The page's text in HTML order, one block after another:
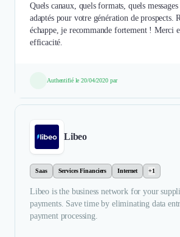
Quels canaux, quels formats, quels
adaptés pour votre génération de prospects.
échappe, je recommande fortement ! Merci
efficacité.
Authentifié le 20/04/2020 par
Libeo
Saas Services Financiers Internet +1
Libeo is the business network for your
payments. Save time by eliminating data
payment processing.